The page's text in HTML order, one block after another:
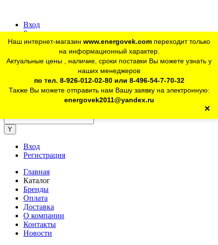
Вход
Регистрация
Для юр. лиц:+7 (926) 012-02-80
telegram Розничный магазин:+7 (925) 902-46-10
Наш интернет-магазин www.energovek.com переходит только
на информационный характер.
Актуальные цены , наличие, сроки поставки Вы можете узнать у
наших менеджеров
по тел. 8-926-012-02-80 или 8-496-54-7-70-32
Также Вы можете отправить нам Вашу заявку на электронную:
energovek2011@yandex.ru
×
Вход
Регистрация
Главная
Каталог
Бренды
Оплата
Доставка
О компании
Контакты
Новости